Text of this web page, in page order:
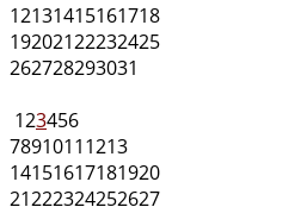
12131415161718
19202122232425
262728293031
123456
78910111213
14151617181920
21222324252627